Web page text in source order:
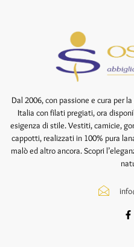
Dal 2006, con passione e cura per
Italia con filati pregiati, ora
esigenza di stile. Vestiti, camicie,
cappotti, realizzati in 100% pura
malò ed altro ancora. Scopri